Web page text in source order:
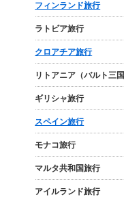
フィンランド旅行
ラトビア旅行
クロアチア旅行
リトアニア（バルト三
ギリシャ旅行
スペイン旅行
モナコ旅行
マルタ共和国旅行
アイルランド旅行